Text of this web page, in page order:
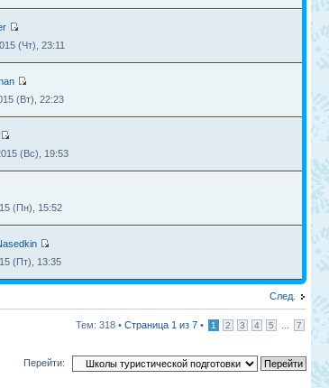
(Чт), 23:11
(Вт), 22:23
(Вс), 19:53
(Пн), 15:52
(Пт), 13:35
След.
Тем: 318 • Страница 1 из 7 • 1 2 3 4 5 7
Перейти: